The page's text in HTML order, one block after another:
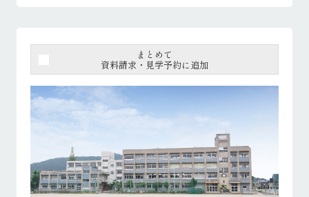
まとめて
資料請求・見学予約に追加